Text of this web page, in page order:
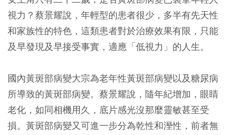
視力？蔡景耀說，年輕型的患者很少，多半有先天性
和家族性的特色，這類患者對於治療效果有限，只能
及早發現及早接受事實，適應「低視力」的人生。
國內黃斑部病變大宗為老年性黃斑部病變以及糖尿病
所導致的黃斑部病變。蔡景耀說，隨年紀增加，眼睛
老化，如同相機用久，底片感光沒那麼靈敏甚至受
損。黃斑部病變又可進一步分為乾性和溼性，前者無